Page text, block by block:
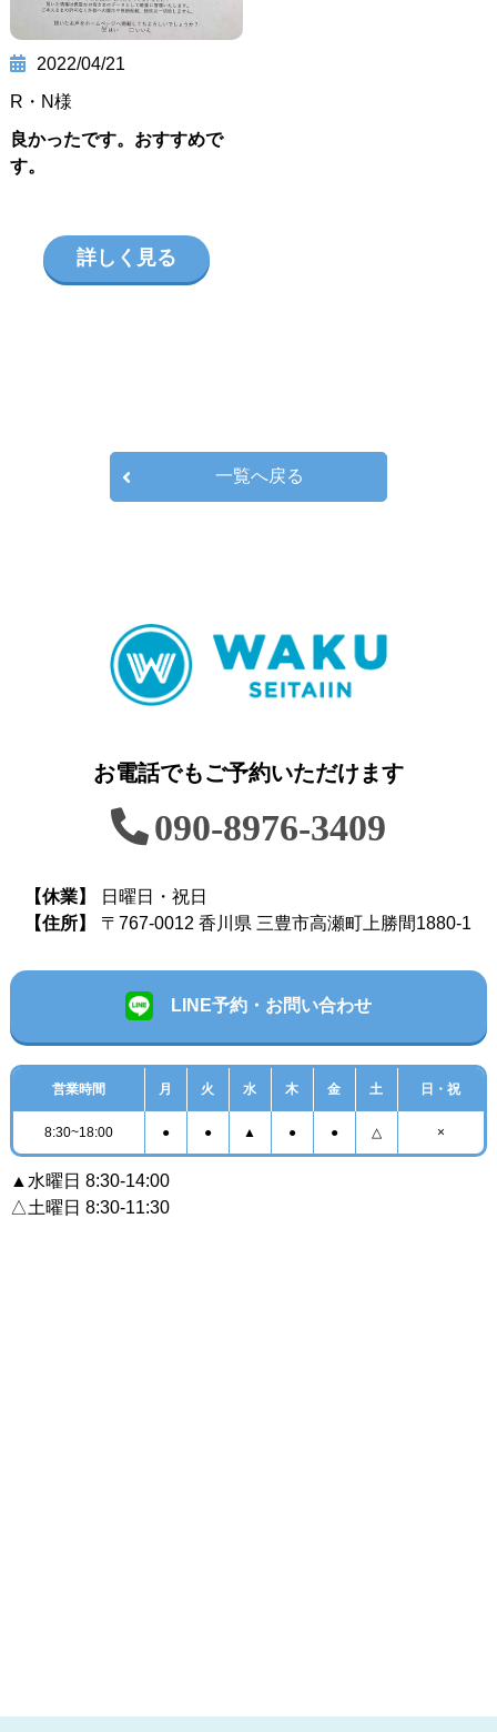
2022/04/21
R・N様
良かったです。おすすめで
す。
詳しく見る
一覧へ戻る
お電話でもご予約いただけます
090-8976-3409
【休業】
日曜日・祝日
【住所】
〒767-0012 香川県 三豊市高瀬町上勝間1880-1
LINE予約・お問い合わせ
営業時間 月 火 水 木 金 土 日・祝
8:30~18:00 ● ● ▲ ● ● △ ×
▲水曜日 8:30-14:00
△土曜日 8:30-11:30